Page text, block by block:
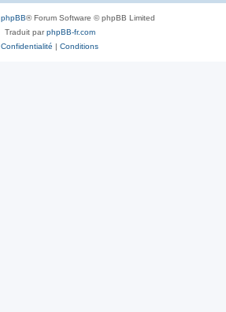
phpBB® Forum Software © phpBB Limited
Traduit parphpBB-fr.com
Confidentialité | Conditions